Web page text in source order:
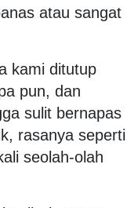
atau sangat
kami ditutup
pun, dan
sulit bernapas
rasanya seperti
seolah-olah